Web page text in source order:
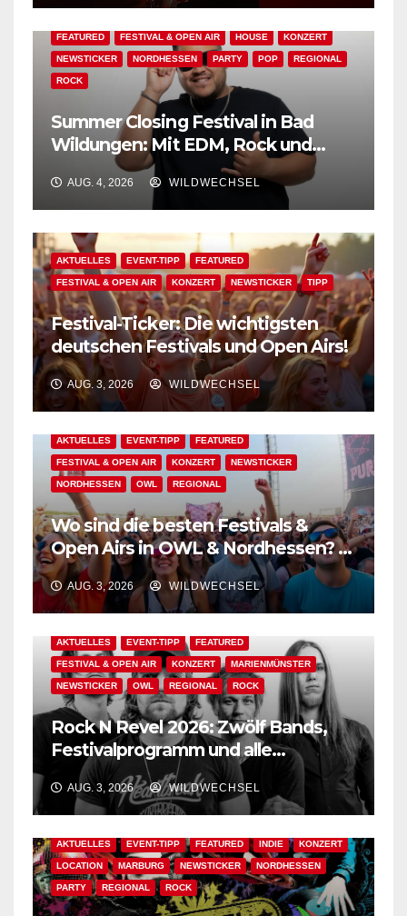
FEATURED FESTIVAL & OPEN AIR HOUSE KONZERT
NEWSTICKER NORDHESSEN PARTY POP REGIONAL
ROCK
Summer Closing Festival in Bad
Wildungen: Mit EDM, Rock und
Festivalflair klingt der Sommer aus!
AUG. 4, 2026 WILDWECHSEL
AKTUELLES EVENT-TIPP FEATURED
FESTIVAL & OPEN AIR KONZERT NEWSTICKER TIPP
Festival-Ticker: Die wichtigsten
deutschen Festivals und Open Airs!
AUG. 3, 2026 WILDWECHSEL
AKTUELLES EVENT-TIPP FEATURED
FESTIVAL & OPEN AIR KONZERT NEWSTICKER
NORDHESSEN OWL REGIONAL
Wo sind die besten Festivals &
Open Airs in OWL & Nordhessen? –
Der Ww-Festival-Planer!
AUG. 3, 2026 WILDWECHSEL
AKTUELLES EVENT-TIPP FEATURED
FESTIVAL & OPEN AIR KONZERT MARIENMÜNSTER
NEWSTICKER OWL REGIONAL ROCK
Rock N Revel 2026: Zwölf Bands,
Festivalprogramm und alle
wichtigen Informationen!
AUG. 3, 2026 WILDWECHSEL
AKTUELLES EVENT-TIPP FEATURED INDIE KONZERT
LOCATION MARBURG NEWSTICKER NORDHESSEN
PARTY REGIONAL ROCK